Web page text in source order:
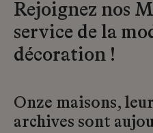
Rejoignez nos
service de la
décoration !
Onze maisons,
archives sont